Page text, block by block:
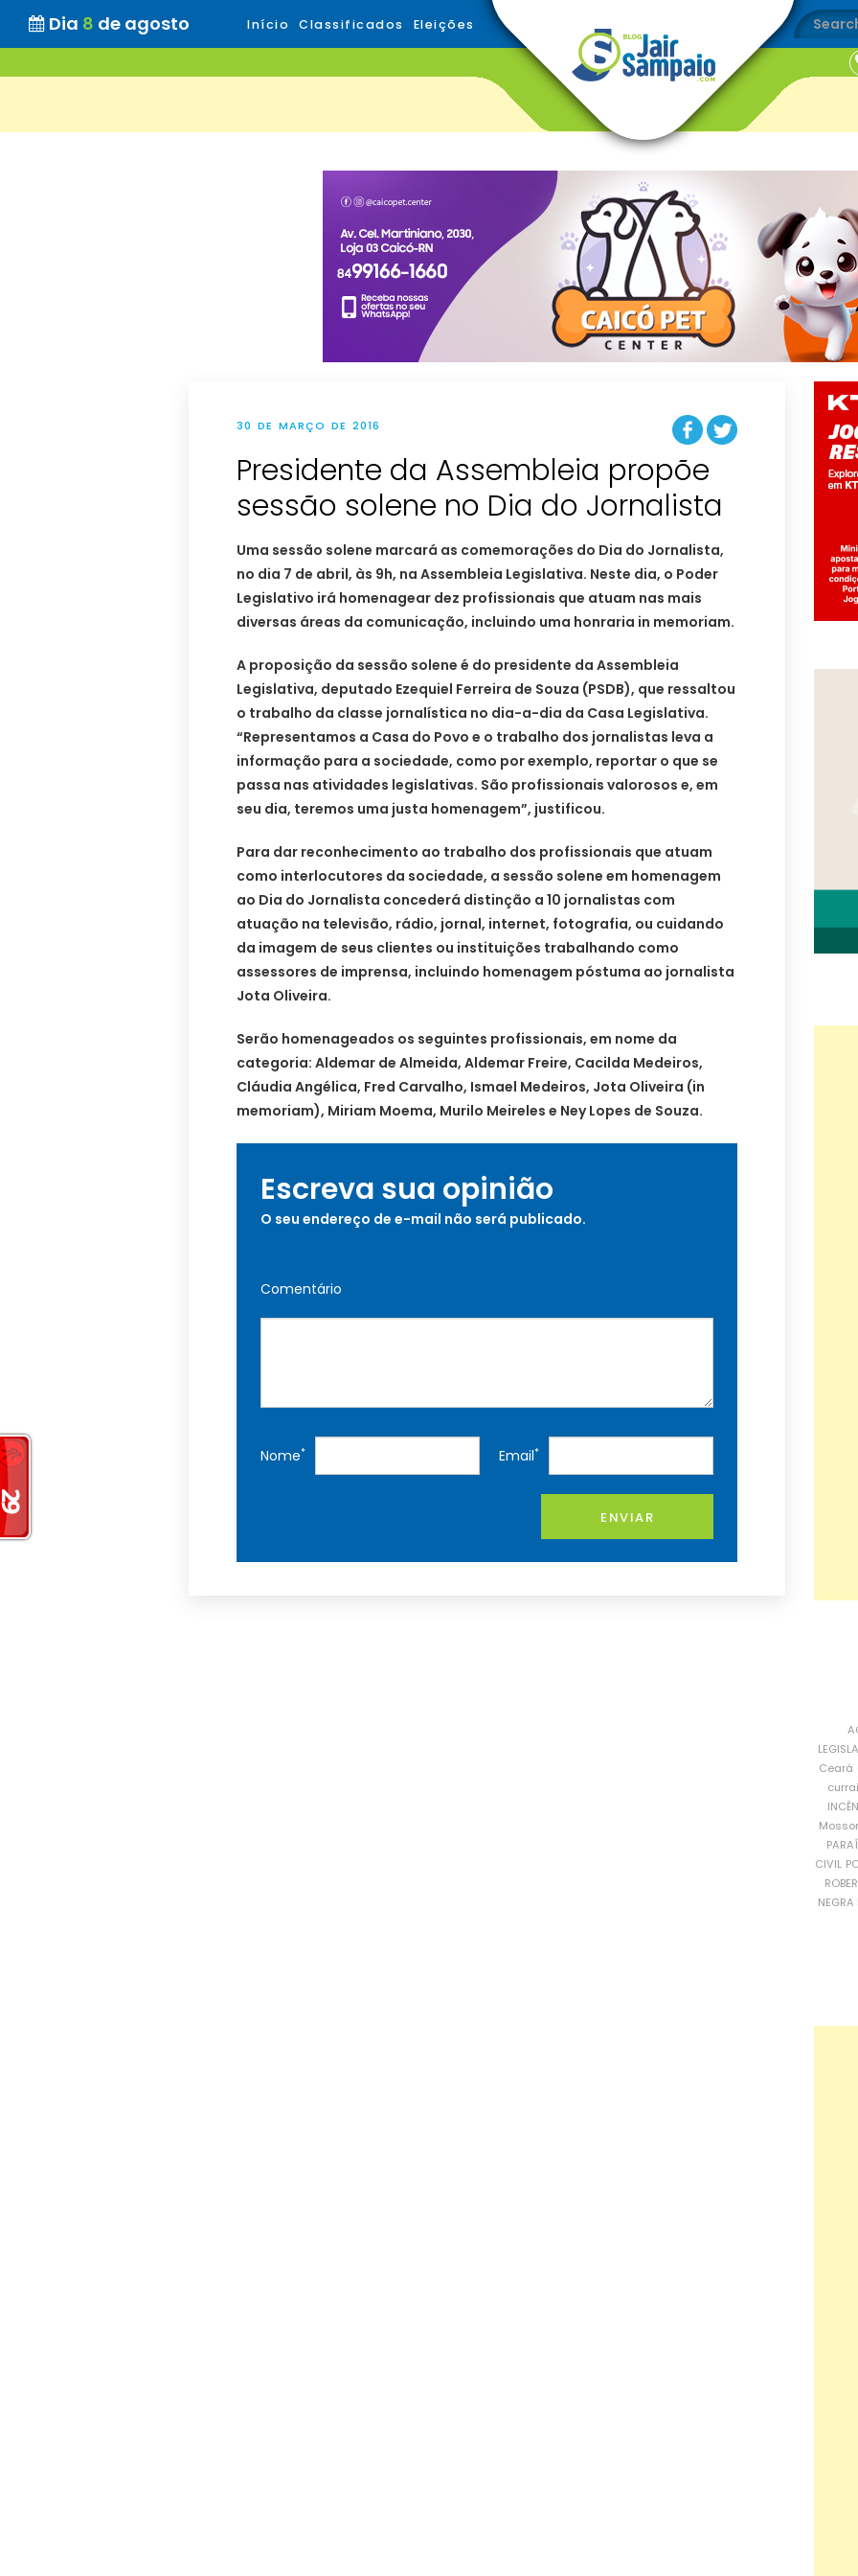
Dia 8 de agosto Início Classificados Eleições
30 DE MARÇO DE 2016
Presidente da Assembleia propõe
sessão solene no Dia do Jornalista
Uma sessão solene marcará as comemorações do Dia do Jornalista,
no dia 7 de abril, às 9h, na Assembleia Legislativa. Neste dia, o Poder
Legislativo irá homenagear dez profissionais que atuam nas mais
diversas áreas da comunicação, incluindo uma honraria in memoriam.
A proposição da sessão solene é do presidente da Assembleia
Legislativa, deputado Ezequiel Ferreira de Souza (PSDB), que ressaltou
o trabalho da classe jornalística no dia-a-dia da Casa Legislativa.
“Representamos a Casa do Povo e o trabalho dos jornalistas leva a
informação para a sociedade, como por exemplo, reportar o que se
passa nas atividades legislativas. São profissionais valorosos e, em
seu dia, teremos uma justa homenagem”, justificou.
Para dar reconhecimento ao trabalho dos profissionais que atuam
como interlocutores da sociedade, a sessão solene em homenagem
ao Dia do Jornalista concederá distinção a 10 jornalistas com
atuação na televisão, rádio, jornal, internet, fotografia, ou cuidando
da imagem de seus clientes ou instituições trabalhando como
assessores de imprensa, incluindo homenagem póstuma ao jornalista
Jota Oliveira.
Serão homenageados os seguintes profissionais, em nome da
categoria: Aldemar de Almeida, Aldemar Freire, Cacilda Medeiros,
Cláudia Angélica, Fred Carvalho, Ismael Medeiros, Jota Oliveira (in
memoriam), Miriam Moema, Murilo Meireles e Ney Lopes de Souza.
Escreva sua opinião
O seu endereço de e-mail não será publicado.
Comentário
Nome* Email*
ENVIAR
Ceará
CIVIL
NEGRA